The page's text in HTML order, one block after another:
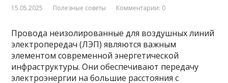
15.05.2025 Полезные советы Комментарии: 0
Провода неизолированные для воздушных линий
электропередач (ЛЭП) являются важным
элементом современной энергетической
инфраструктуры. Они обеспечивают передачу
электроэнергии на большие расстояния с